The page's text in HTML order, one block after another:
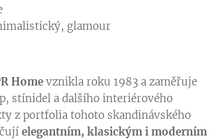
glamour
Home vznikla roku 1983 a zaměřuje
stínidel a dalšího interiérového
z portfolia tohoto skandinávského
elegantním, klasickým i moderním